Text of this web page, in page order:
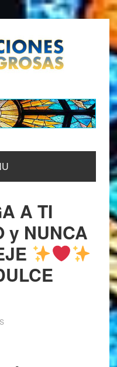
A TI
y NUNCA